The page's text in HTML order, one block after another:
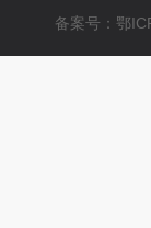
备案号：鄂